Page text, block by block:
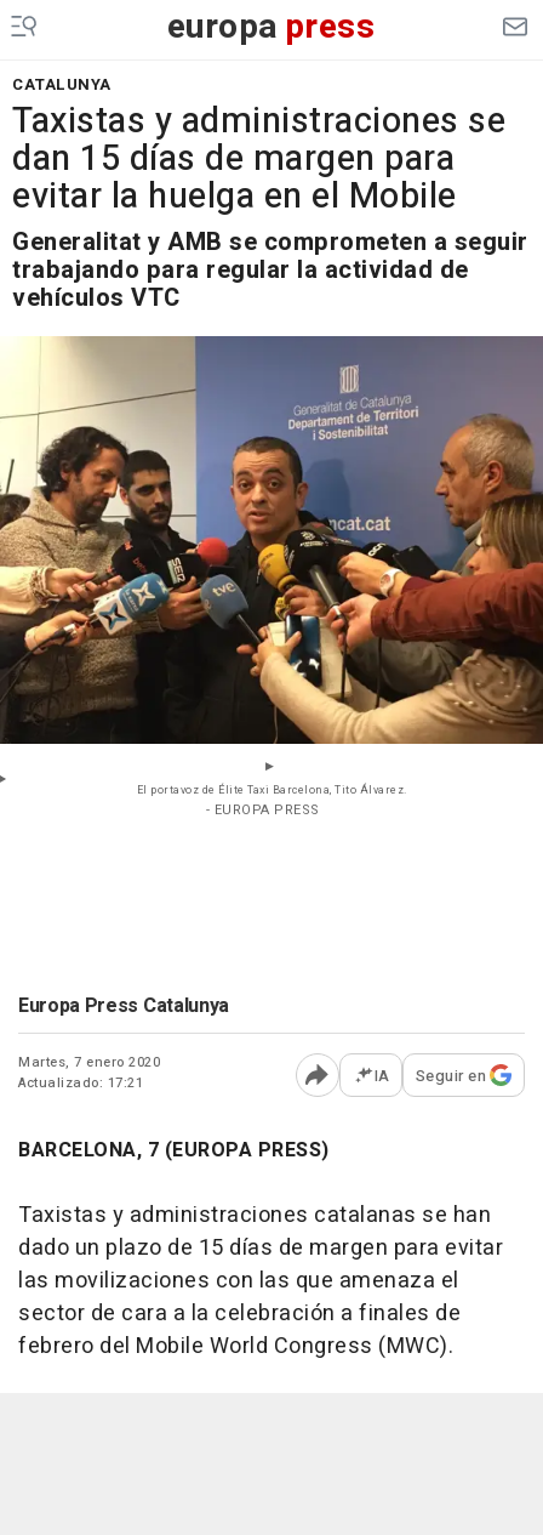
europa press
CATALUNYA
Taxistas y administraciones se
dan 15 días de margen para
evitar la huelga en el Mobile
Generalitat y AMB se comprometen a seguir
trabajando para regular la actividad de
vehículos VTC
El portavoz de Élite Taxi Barcelona, Tito Álvarez.
- EUROPA PRESS
Europa Press Catalunya
Martes, 7 enero 2020
Actualizado: 17:21
Abrir opciones para
IA Seguir en
BARCELONA, 7 (EUROPA PRESS)
Taxistas y administraciones catalanas se han
dado un plazo de 15 días de margen para evitar
las movilizaciones con las que amenaza el
sector de cara a la celebración a finales de
febrero del Mobile World Congress (MWC).